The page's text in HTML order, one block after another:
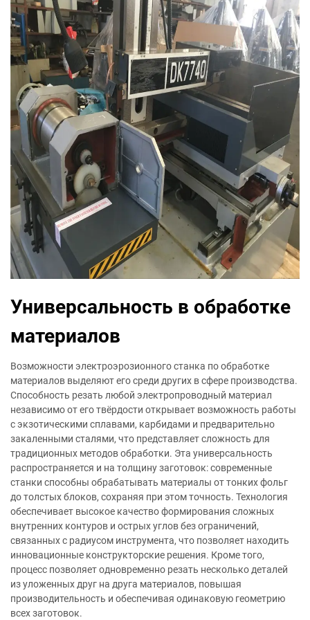
Универсальность в обработке
материалов
Возможности электроэрозионного станка по обработке
материалов выделяют его среди других в сфере производства.
Способность резать любой электропроводный материал
независимо от его твёрдости открывает возможность работы
с экзотическими сплавами, карбидами и предварительно
закаленными сталями, что представляет сложность для
традиционных методов обработки. Эта универсальность
распространяется и на толщину заготовок: современные
станки способны обрабатывать материалы от тонких фольг
до толстых блоков, сохраняя при этом точность. Технология
обеспечивает высокое качество формирования сложных
внутренних контуров и острых углов без ограничений,
связанных с радиусом инструмента, что позволяет находить
инновационные конструкторские решения. Кроме того,
процесс позволяет одновременно резать несколько деталей
из уложенных друг на друга материалов, повышая
производительность и обеспечивая одинаковую геометрию
всех заготовок.